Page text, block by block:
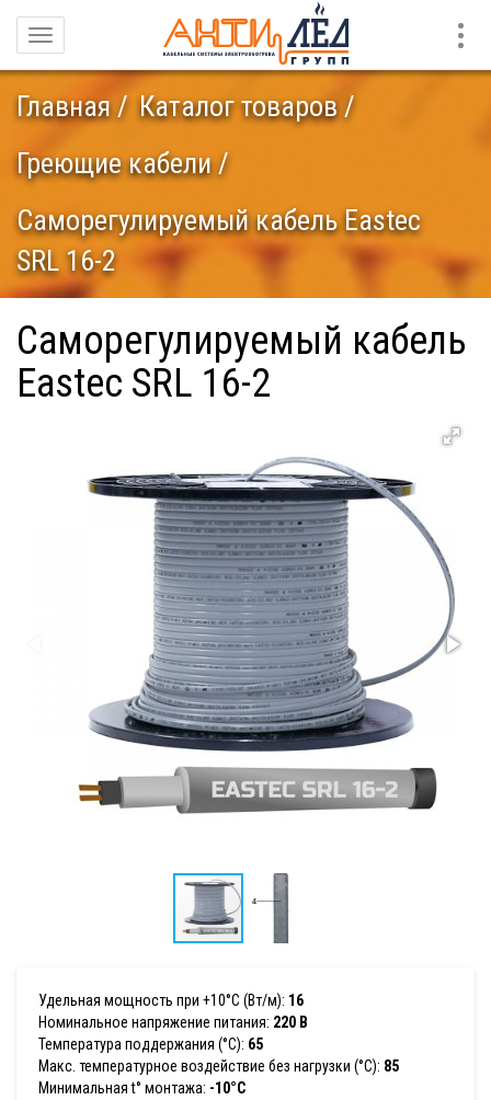
Навигация
Главная
Каталог товаров
Греющие кабели
Саморегулируемый кабель Eastec
SRL 16-2
Саморегулируемый кабель
Eastec SRL 16-2
Удельная мощность при +10°С (Вт/м): 16
Номинальное напряжение питания: 220 В
Температура поддержания (°С): 65
Макс. температурное воздействие без нагрузки (°С): 85
Минимальная t° монтажа: -10°С